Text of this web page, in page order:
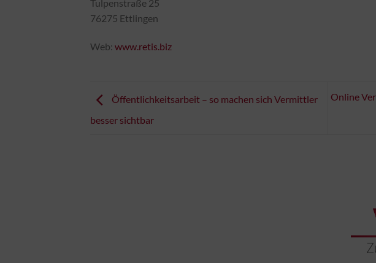
Tulpenstraße 25
76275 Ettlingen
Web: www.retis.biz
Öffentlichkeitsarbeit – so machen sich Vermittler
besser sichtbar
Online